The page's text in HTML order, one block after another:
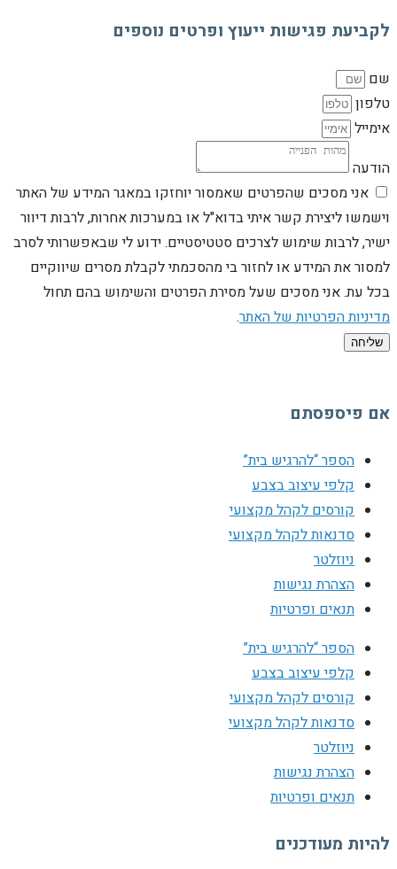
לקביעת פגישות ייעוץ ופרטים נוספים
שם
טלפון
אימייל
הודעה
אני מסכים שהפרטים שאמסור יוחזקו במאגר המידע של האתר
וישמשו ליצירת קשר איתי בדוא"ל או במערכות אחרות, לרבות דיוור
ישיר, לרבות שימוש לצרכים סטטיסטיים. ידוע לי שבאפשרותי לסרב
למסור את המידע או לחזור בי מהסכמתי לקבלת מסרים שיווקיים
בכל עת. אני מסכים שעל מסירת הפרטים והשימוש בהם תחול
מדיניות הפרטיות של האתר.
שליחה
אם פיספסתם
הספר “להרגיש בית”
קלפי עיצוב בצבע
קורסים לקהל מקצועי
סדנאות לקהל מקצועי
ניוזלטר
הצהרת נגישות
תנאים ופרטיות
הספר “להרגיש בית”
קלפי עיצוב בצבע
קורסים לקהל מקצועי
סדנאות לקהל מקצועי
ניוזלטר
הצהרת נגישות
תנאים ופרטיות
להיות מעודכנים